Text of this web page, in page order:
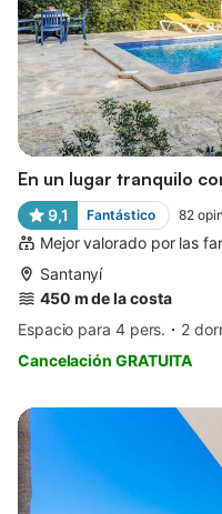
En un lugar tranquilo
9,1 Fantástico 82
Mejor valorado por las
Santanyí
450 m de la costa
Espacio para 4 pers.
2
Cancelación GRATUITA